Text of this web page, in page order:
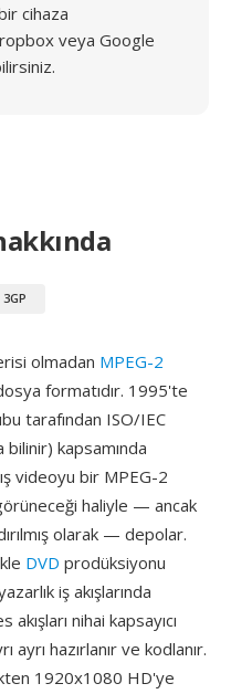
cihaza
veya Google
3GP
olmadan MPEG-2
formatıdır. 1995'te
tarafından ISO/IEC
kapsamında
videoyu bir MPEG-2
haliyle — ancak
olarak — depolar.
DVD prodüksiyonu
iş akışlarında
akışları nihai kapsayıcı
hazırlanır ve kodlanır.
1920x1080 HD'ye